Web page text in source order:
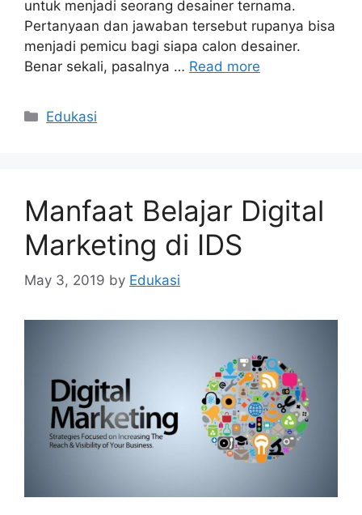
untuk menjadi seorang desainer ternama.
Pertanyaan dan jawaban tersebut rupanya bisa
menjadi pemicu bagi siapa calon desainer.
Benar sekali, pasalnya … Read more
Categories
Edukasi
Manfaat Belajar Digital
Marketing di IDS
May 3, 2019 by Edukasi